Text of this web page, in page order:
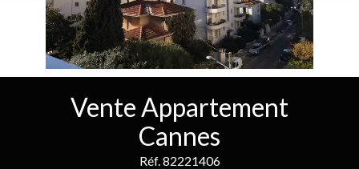
Vente Appartement
Cannes
Réf. 82221406